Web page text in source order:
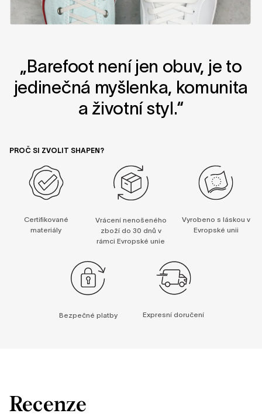
„Barefoot není jen obuv, je to
jedinečná myšlenka, komunita
a životní styl.“
PROČ SI ZVOLIT SHAPEN?
Certifikované
materiály
Vrácení nenošeného
zboží do 30 dnů v
rámci Evropské unie
Vyrobeno s láskou v
Evropské unii
Bezpečné platby Expresní doručení
Recenze